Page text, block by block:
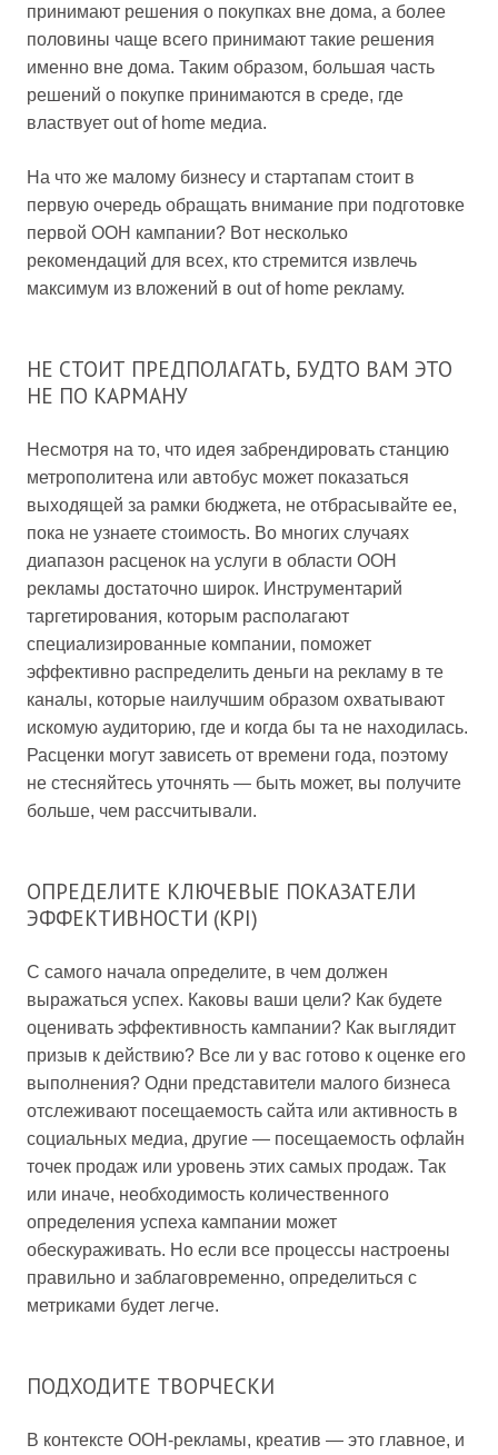
принимают решения о покупках вне дома, а более
половины чаще всего принимают такие решения
именно вне дома. Таким образом, большая часть
решений о покупке принимаются в среде, где
властвует out of home медиа.
На что же малому бизнесу и стартапам стоит в
первую очередь обращать внимание при подготовке
первой OOH кампании? Вот несколько
рекомендаций для всех, кто стремится извлечь
максимум из вложений в out of home рекламу.
НЕ СТОИТ ПРЕДПОЛАГАТЬ, БУДТО ВАМ ЭТО
НЕ ПО КАРМАНУ
Несмотря на то, что идея забрендировать станцию
метрополитена или автобус может показаться
выходящей за рамки бюджета, не отбрасывайте ее,
пока не узнаете стоимость. Во многих случаях
диапазон расценок на услуги в области OOH
рекламы достаточно широк. Инструментарий
таргетирования, которым располагают
специализированные компании, поможет
эффективно распределить деньги на рекламу в те
каналы, которые наилучшим образом охватывают
искомую аудиторию, где и когда бы та не находилась.
Расценки могут зависеть от времени года, поэтому
не стесняйтесь уточнять — быть может, вы получите
больше, чем рассчитывали.
ОПРЕДЕЛИТЕ КЛЮЧЕВЫЕ ПОКАЗАТЕЛИ
ЭФФЕКТИВНОСТИ (KPI)
С самого начала определите, в чем должен
выражаться успех. Каковы ваши цели? Как будете
оценивать эффективность кампании? Как выглядит
призыв к действию? Все ли у вас готово к оценке его
выполнения? Одни представители малого бизнеса
отслеживают посещаемость сайта или активность в
социальных медиа, другие — посещаемость офлайн
точек продаж или уровень этих самых продаж. Так
или иначе, необходимость количественного
определения успеха кампании может
обескураживать. Но если все процессы настроены
правильно и заблаговременно, определиться с
метриками будет легче.
ПОДХОДИТЕ ТВОРЧЕСКИ
В контексте OOH-рекламы, креатив — это главное, и